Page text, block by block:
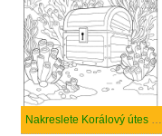
Nakreslete Korálový útes základní tisknutelné